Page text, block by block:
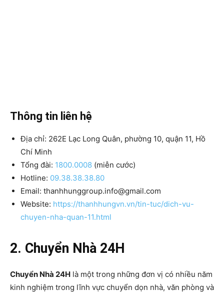
Thông tin liên hệ
Địa chỉ: 262E Lạc Long Quân, phường 10, quận 11, Hồ
Chí Minh
Tổng đài: 1800.0008 (miễn cước)
Hotline: 09.38.38.38.80
Email: thanhhunggroup.info@gmail.com
Website: https://thanhhungvn.vn/tin-tuc/dich-vu-
chuyen-nha-quan-11.html
2. Chuyển Nhà 24H
Chuyển Nhà 24H là một trong những đơn vị có nhiều năm
kinh nghiệm trong lĩnh vực chuyển dọn nhà, văn phòng và